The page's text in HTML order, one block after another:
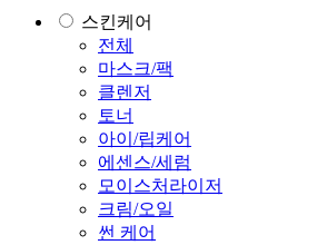
스킨케어
전체
마스크/팩
클렌저
토너
아이/립케어
에센스/세럼
모이스처라이저
크림/오일
썬 케어